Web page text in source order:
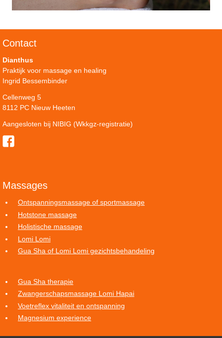
Contact
Dianthus
Praktijk voor massage en healing
Ingrid Bessembinder
Cellenweg 5
8112 PC Nieuw Heeten
Aangesloten bij NIBIG (Wkkgz-registratie)
Massages
Ontspanningsmassage of sportmassage
Hotstone massage
Holistische massage
Lomi Lomi
Gua Sha of Lomi Lomi gezichtsbehandeling
Gua Sha therapie
Zwangerschapsmassage Lomi Hapai
Voetreflex vitaliteit en ontspanning
Magnesium experience